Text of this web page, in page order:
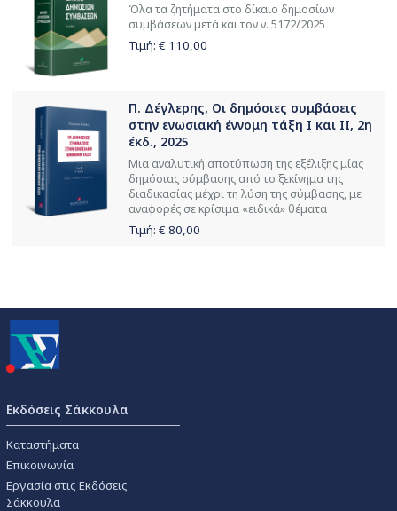
Όλα τα ζητήματα στο δίκαιο δημοσίων
συμβάσεων μετά και τον ν. 5172/2025
Τιμή: € 110,00
Π. Δέγλερης, Οι δημόσιες συμβάσεις
στην ενωσιακή έννομη τάξη Ι και ΙΙ, 2η
έκδ., 2025
Μια αναλυτική αποτύπωση της εξέλιξης μίας
δημόσιας σύμβασης από το ξεκίνημα της
διαδικασίας μέχρι τη λύση της σύμβασης, με
αναφορές σε κρίσιμα «ειδικά» θέματα
Τιμή: € 80,00
Εκδόσεις Σάκκουλα
Καταστήματα
Επικοινωνία
Εργασία στις Εκδόσεις
Σάκκουλα